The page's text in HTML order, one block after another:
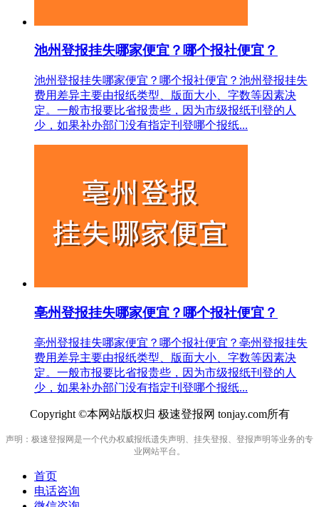
池州登报挂失哪家便宜？哪个报社便宜？
池州登报挂失哪家便宜？哪个报社便宜？池州登报挂失
费用差异主要由报纸类型、版面大小、字数等因素决
定。一般市报要比省报贵些，因为市级报纸刊登的人
少，如果补办部门没有指定刊登哪个报纸...
亳州登报挂失哪家便宜？哪个报社便宜？
亳州登报挂失哪家便宜？哪个报社便宜？亳州登报挂失
费用差异主要由报纸类型、版面大小、字数等因素决
定。一般市报要比省报贵些，因为市级报纸刊登的人
少，如果补办部门没有指定刊登哪个报纸...
Copyright ©本网站版权归 极速登报网 tonjay.com所有
声明：极速登报网是一个代办权威报纸遗失声明、挂失登报、登报声明等业务的专
业网站平台。
首页
电话咨询